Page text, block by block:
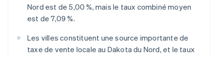
Nord est de 5,00 %, mais le taux combiné moyen
est de 7,09 %.
Les villes constituent une source importante de
taxe de vente locale au Dakota du Nord, et le taux